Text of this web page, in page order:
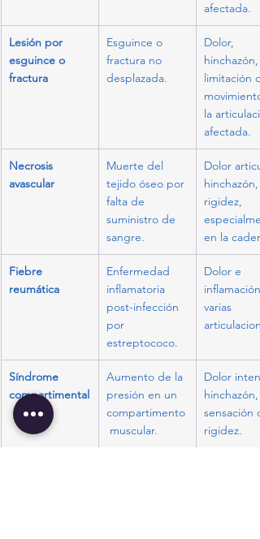
afectada.
Lesión por
esguince o
fractura
Esguince o
fractura no
desplazada.
Dolor,
hinchazón,
limitación
la
afectada.
Necrosis
avascular
Muerte del
tejido óseo por
falta de
suministro de
sangre.
Dolor
hinchazón,
rigidez,
en la
Fiebre
reumática
Enfermedad
inflamatoria
post-infección
por
estreptococo.
Dolor e
varias
Síndrome
compartimental
Aumento de la
presión en un
compartimento
muscular.
Dolor
hinchazón,
sensación
rigidez.